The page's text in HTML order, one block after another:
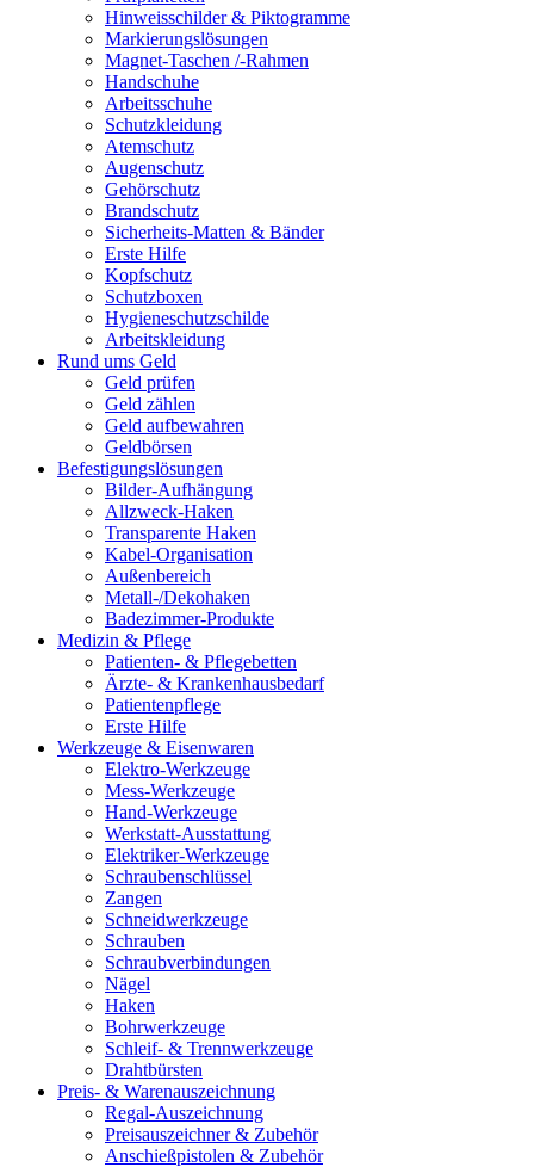
Hinweisschilder & Piktogramme
Markierungslösungen
Magnet-Taschen /-Rahmen
Handschuhe
Arbeitsschuhe
Schutzkleidung
Atemschutz
Augenschutz
Gehörschutz
Brandschutz
Sicherheits-Matten & Bänder
Erste Hilfe
Kopfschutz
Schutzboxen
Hygieneschutzschilde
Arbeitskleidung
Rund ums Geld
Geld prüfen
Geld zählen
Geld aufbewahren
Geldbörsen
Befestigungslösungen
Bilder-Aufhängung
Allzweck-Haken
Transparente Haken
Kabel-Organisation
Außenbereich
Metall-/Dekohaken
Badezimmer-Produkte
Medizin & Pflege
Patienten- & Pflegebetten
Ärzte- & Krankenhausbedarf
Patientenpflege
Erste Hilfe
Werkzeuge & Eisenwaren
Elektro-Werkzeuge
Mess-Werkzeuge
Hand-Werkzeuge
Werkstatt-Ausstattung
Elektriker-Werkzeuge
Schraubenschlüssel
Zangen
Schneidwerkzeuge
Schrauben
Schraubverbindungen
Nägel
Haken
Bohrwerkzeuge
Schleif- & Trennwerkzeuge
Drahtbürsten
Preis- & Warenauszeichnung
Regal-Auszeichnung
Preisauszeichner & Zubehör
Anschießpistolen & Zubehör